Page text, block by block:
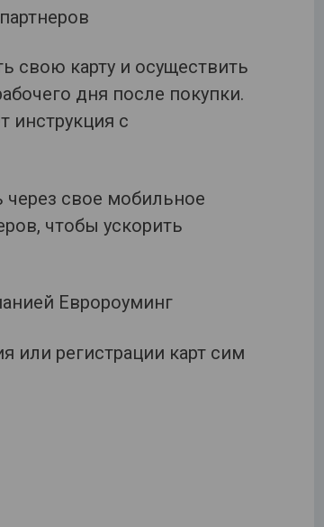
свою карту и осуществить
дня после покупки.
инструкция с
свое мобильное
чтобы ускорить
Евророуминг
или регистрации карт сим